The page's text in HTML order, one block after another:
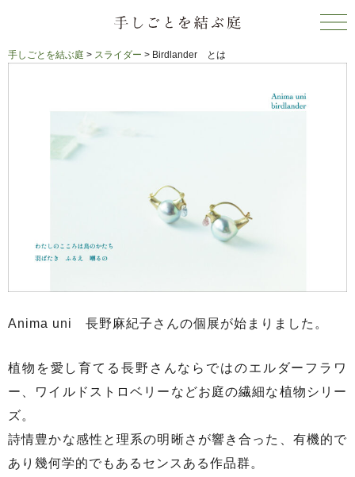
手しごとを結ぶ庭 > スライダー > Birdlander とは
Anima uni 長野麻紀子さんの個展が始まりました。
植物を愛し育てる長野さんならではのエルダーフラワ
ー、ワイルドストロベリーなどお庭の繊細な植物シリー
ズ。
詩情豊かな感性と理系の明晰さが響き合った、有機的で
あり幾何学的でもあるセンスある作品群。